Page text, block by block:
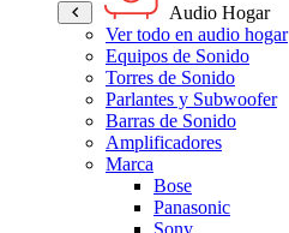
Audio Hogar
Ver todo en audio hogar
Equipos de Sonido
Torres de Sonido
Parlantes y Subwoofer
Barras de Sonido
Amplificadores
Marca
Bose
Panasonic
Sony